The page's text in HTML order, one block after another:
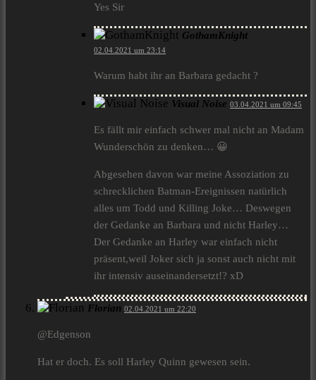
Yes Sir
GothamKnight
02.04.2021 um 23:14
Warum habt ihr an Barbara gedacht ?
Visual Noise 03.04.2021 um 09:45
Es fällt mir einfach schwer mal nicht an Madam
Wunderschön zu denken… 😀
Abgesehen davon war meine Assoziation zu
schrecklichen Batman-Ereignissen natürlich
alles um Todd und Killing Joke… Deswegen
der Gedanke an Barbara und nicht Harley…
Der Gedanke an Harley war einfach nicht
präsent,weil Joker sich ja sonst auch nicht mit
ihr intensiv auseinandersetzt!? xD
Florian 02.04.2021 um 22:20
@Edgenson
Hat er doch. Es soll Harley Quinn gewesen sein.